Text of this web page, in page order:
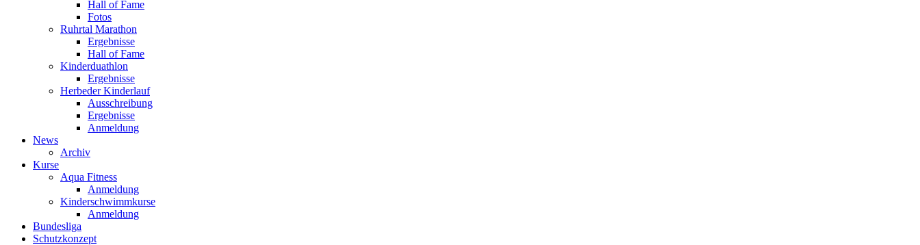
Hall of Fame
Fotos
Ruhrtal Marathon
Ergebnisse
Hall of Fame
Kinderduathlon
Ergebnisse
Herbeder Kinderlauf
Ausschreibung
Ergebnisse
Anmeldung
News
Archiv
Kurse
Aqua Fitness
Anmeldung
Kinderschwimmkurse
Anmeldung
Bundesliga
Schutzkonzept